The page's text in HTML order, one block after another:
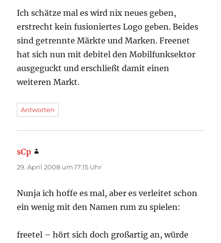
Ich schätze mal es wird nix neues geben,
erstrecht kein fusioniertes Logo geben. Beides
sind getrennte Märkte und Marken. Freenet
hat sich nun mit debitel den Mobilfunksektor
ausgeguckt und erschließt damit einen
weiteren Markt.
Antworten
sCp
29. April 2008 um 17:15 Uhr
Nunja ich hoffe es mal, aber es verleitet schon
ein wenig mit den Namen rum zu spielen:
freetel – hört sich doch großartig an, würde